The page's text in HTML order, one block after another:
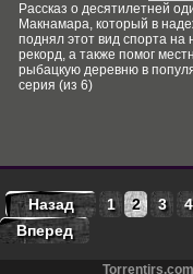
Рассказ о десятилетней
Макнамара, который в
поднял этот вид спорта на
рекорд, а также помог
рыбацкую деревню в
серия (из 6)
Назад 1 2 3 4
Вперед